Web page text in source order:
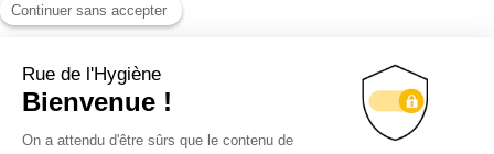
Par formulaire